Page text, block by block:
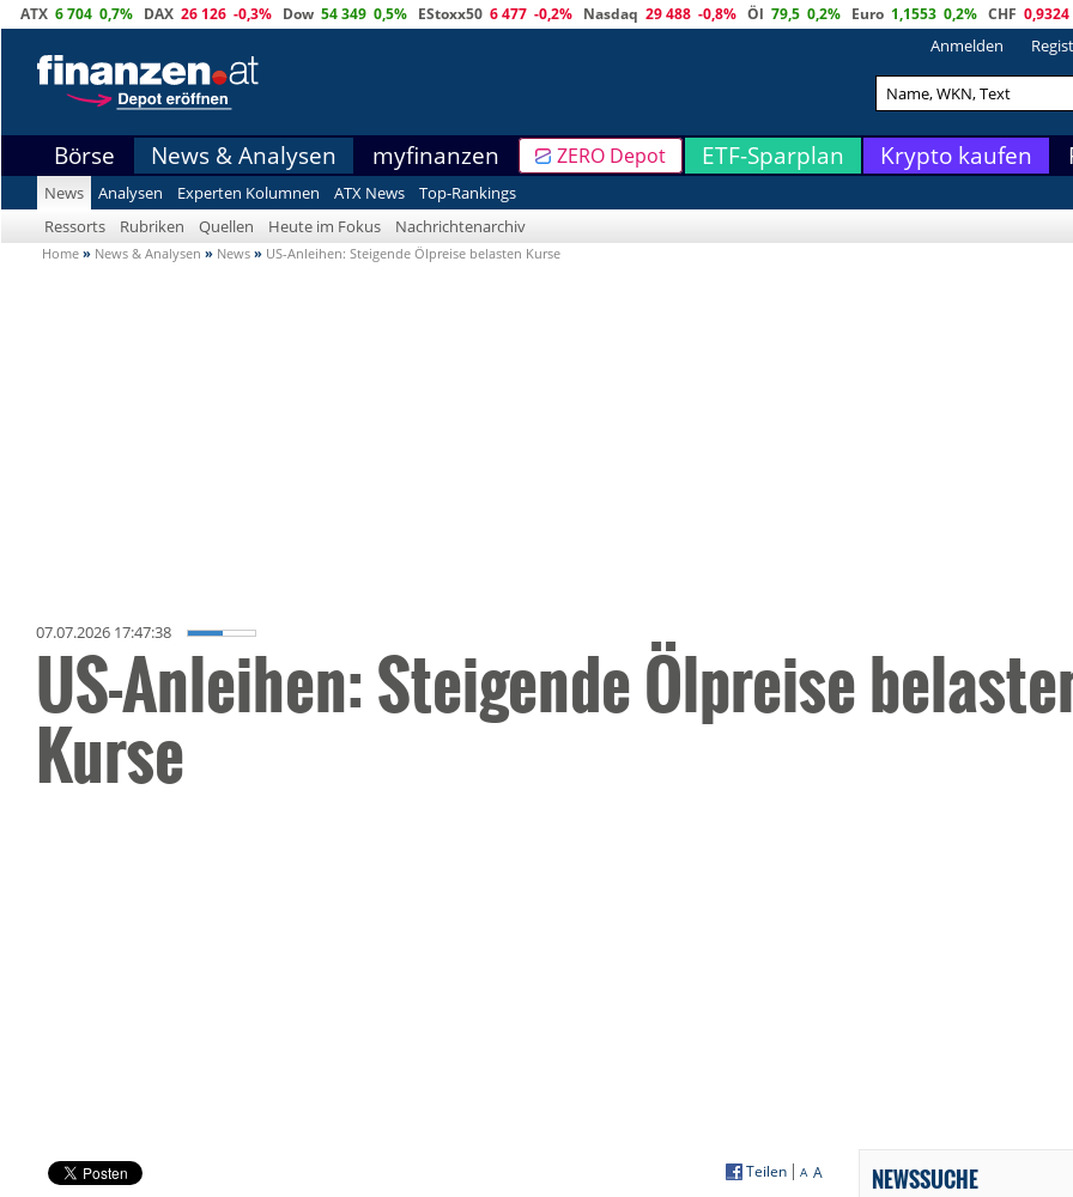
ATX 6 704 0,7% DAX 26 126 -0,3% Dow 54 349 0,5% EStoxx50 6 477 -0,2% Nasdaq 29 488 -0,8% Öl 79,5 0,2% Euro 1,1553 0,2% CHF 0,9324
Anmelden
Börse News & Analysen myfinanzen ZERO Depot ETF-Sparplan Krypto kaufen
News Analysen Experten Kolumnen ATX News
Top-Rankings
Ressorts
Rubriken Quellen Heute im Fokus Nachrichtenarchiv
Home » News & Analysen » News » US-Anleihen: Steigende Ölpreise belasten Kurse
07.07.2026 17:47:38
US-Anleihen: Steigende Ölpreise
Kurse
A
A
Teilen NEWSSUCHE